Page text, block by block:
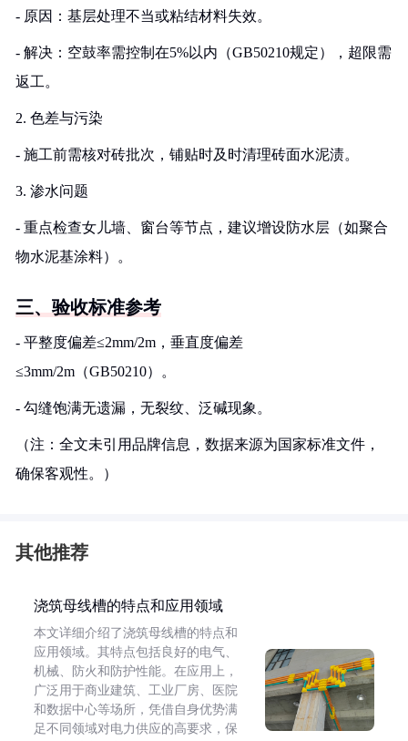
- 原因：基层处理不当或粘结材料失效。
- 解决：空鼓率需控制在5%以内（GB50210规定），超限需
返工。
2. 色差与污染
- 施工前需核对砖批次，铺贴时及时清理砖面水泥渍。
3. 渗水问题
- 重点检查女儿墙、窗台等节点，建议增设防水层（如聚合
物水泥基涂料）。
三、验收标准参考
- 平整度偏差≤2mm/2m，垂直度偏差
≤3mm/2m（GB50210）。
- 勾缝饱满无遗漏，无裂纹、泛碱现象。
（注：全文未引用品牌信息，数据来源为国家标准文件，
确保客观性。）
其他推荐
浇筑母线槽的特点和应用领域
本文详细介绍了浇筑母线槽的特点和
应用领域。其特点包括良好的电气、
机械、防火和防护性能。在应用上，
广泛用于商业建筑、工业厂房、医院
和数据中心等场所，凭借自身优势满
足不同领域对电力供应的高要求，保